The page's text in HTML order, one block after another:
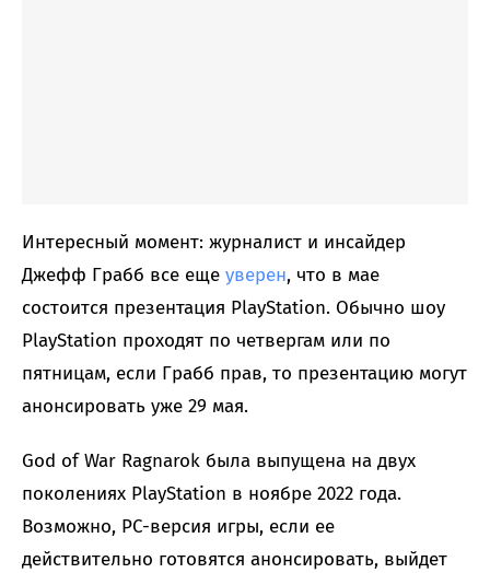
Интересный момент: журналист и инсайдер
Джефф Грабб все еще уверен, что в мае
состоится презентация PlayStation. Обычно шоу
PlayStation проходят по четвергам или по
пятницам, если Грабб прав, то презентацию могут
анонсировать уже 29 мая.
God of War Ragnarok была выпущена на двух
поколениях PlayStation в ноябре 2022 года.
Возможно, PC-версия игры, если ее
действительно готовятся анонсировать, выйдет